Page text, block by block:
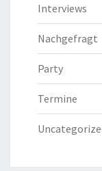
Interviews
Nachgefragt
Party
Termine